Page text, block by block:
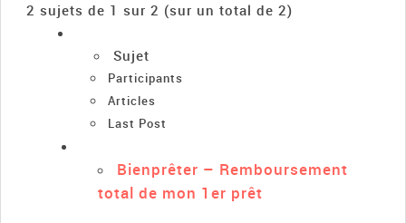
2 sujets de 1 sur 2 (sur un total de 2)
Sujet
Participants
Articles
Last Post
Bienprêter – Remboursement
total de mon 1er prêt